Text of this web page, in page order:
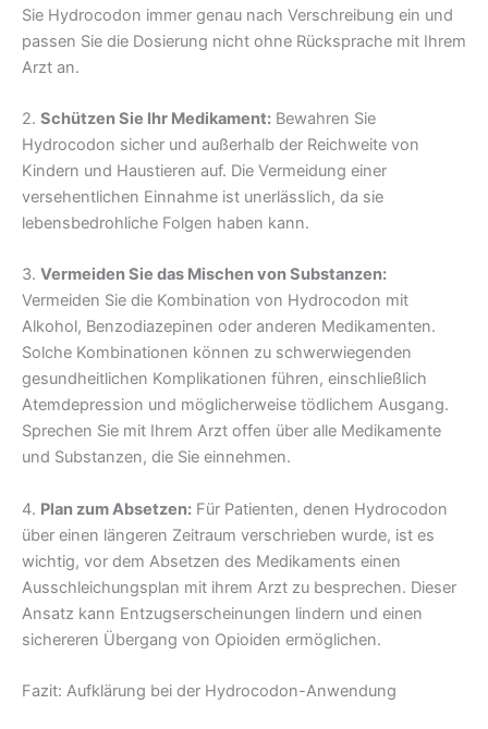
Sie Hydrocodon immer genau nach Verschreibung ein und
passen Sie die Dosierung nicht ohne Rücksprache mit Ihrem
Arzt an.
2. Schützen Sie Ihr Medikament: Bewahren Sie
Hydrocodon sicher und außerhalb der Reichweite von
Kindern und Haustieren auf. Die Vermeidung einer
versehentlichen Einnahme ist unerlässlich, da sie
lebensbedrohliche Folgen haben kann.
3. Vermeiden Sie das Mischen von Substanzen:
Vermeiden Sie die Kombination von Hydrocodon mit
Alkohol, Benzodiazepinen oder anderen Medikamenten.
Solche Kombinationen können zu schwerwiegenden
gesundheitlichen Komplikationen führen, einschließlich
Atemdepression und möglicherweise tödlichem Ausgang.
Sprechen Sie mit Ihrem Arzt offen über alle Medikamente
und Substanzen, die Sie einnehmen.
4. Plan zum Absetzen: Für Patienten, denen Hydrocodon
über einen längeren Zeitraum verschrieben wurde, ist es
wichtig, vor dem Absetzen des Medikaments einen
Ausschleichungsplan mit ihrem Arzt zu besprechen. Dieser
Ansatz kann Entzugserscheinungen lindern und einen
sichereren Übergang von Opioiden ermöglichen.
Fazit: Aufklärung bei der Hydrocodon-Anwendung